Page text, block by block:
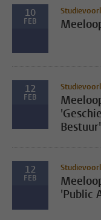
10
FEB
12
FEB
Bestuur'
12
FEB
'Public